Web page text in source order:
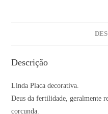
Descrição
Linda Placa decorativa.
Deus da fertilidade, geralmente
corcunda.